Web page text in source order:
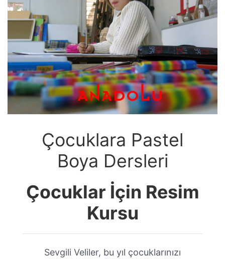
Çocuklara Pastel
Boya Dersleri
Çocuklar İçin Resim
Kursu
Sevgili Veliler, bu yıl çocuklarınızı